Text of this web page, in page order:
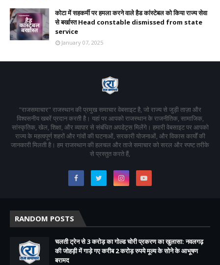
कोटा में सहकर्मी पर हमला करने वाले हैड कांस्टेबल को किया राज्य सेवा
से बर्खास्त Head constable dismissed from state
service
January 07, 2025
"राजसमाचार" राजस्थान की प्रमुख समाचार वेबसाइट है, जो राज्य से जुड़ी ताज़ा और
विश्वसनीय खबरें प्रदान करती है। यहां पर आपको राजस्थान के राजनीतिक, सामाजिक,
सांस्कृतिक, खेल, शिक्षा, और व्यापार से संबंधित अपडेट्स मिलेंगे। हमारी वेबसाइट पर आपको
राज्य के महत्वपूर्ण शहरों और गांवों की घटनाओं, सरकारी योजनाओं, और विकास कार्यों की
जानकारी मिलती है। हम राजस्थान की हलचल और ताजे समाचार को सरल और स्पष्ट तरीके
से प्रस्तुत करते हैं,
RANDOM POSTS
चलती ट्रेन से 3 करोड़ का गोल्ड चोरी प्रकरण का खुलासा: नवलगढ़
की जोहड़ी में गाड़े गए करीब 2 करोड़ रुपये मूल्य के सोने के आभूषण
बरामद